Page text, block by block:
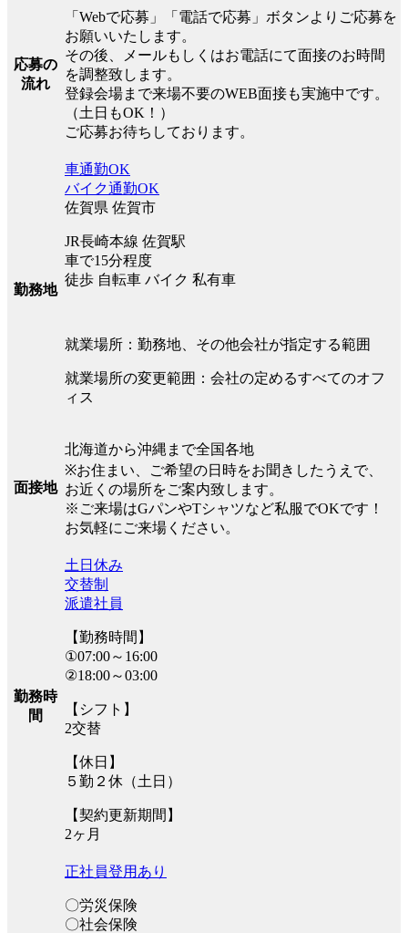
応募の
流れ
「Webで応募」「電話で応募」ボタンよりご応募を
お願いいたします。
その後、メールもしくはお電話にて面接のお時間
を調整致します。
登録会場まで来場不要のWEB面接も実施中です。
（土日もOK！）
ご応募お待ちしております。
勤務地
車通勤OK
バイク通勤OK
佐賀県 佐賀市
JR長崎本線 佐賀駅
車で15分程度
徒歩 自転車 バイク 私有車
就業場所：勤務地、その他会社が指定する範囲
就業場所の変更範囲：会社の定めるすべてのオフ
ィス
面接地
北海道から沖縄まで全国各地
※お住まい、ご希望の日時をお聞きしたうえで、
お近くの場所をご案内致します。
※ご来場はGパンやTシャツなど私服でOKです！
お気軽にご来場ください。
勤務時
間
土日休み
交替制
派遣社員
【勤務時間】
①07:00～16:00
②18:00～03:00
【シフト】
2交替
【休日】
５勤２休（土日）
【契約更新期間】
2ヶ月
正社員登用あり
〇労災保険
〇社会保険